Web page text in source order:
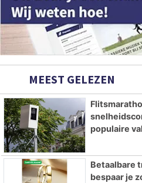
MEEST GELEZEN
populaire
Betaalbare
bespaar je